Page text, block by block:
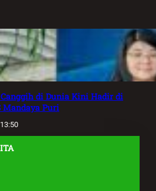
di Dunia Kini Hadir di
Mandaya Puri